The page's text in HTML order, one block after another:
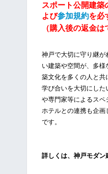
スポート公開建
よび参加規約を必
（購入後の返金は
神戸で大切に守り継が
い建築や空間が、多
築文化を多くの人と共
学び合いを大切にし
や専門家等によるスペ
ホテルとの連携も企
です。
詳しくは、神戸モダン